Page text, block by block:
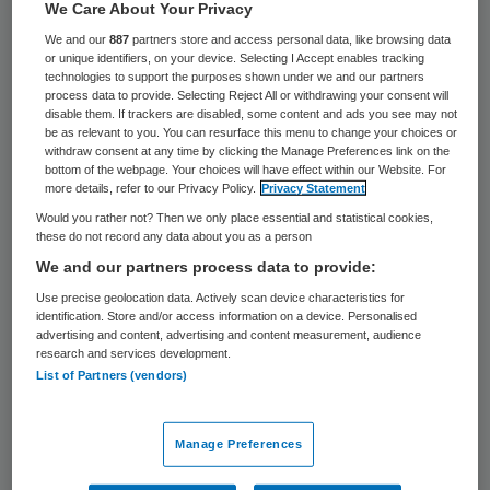
Het Tergooi Ziekenhuis in Hilversum heeft
een nieuw schouder- en elleboogcentrum
geopend. Het centrum biedt
gespecialiseerde zorg aan patiënten met
acute en chronische aandoeningen aan
schouder en elleboog.
Orthopeed, traumachirurg, radioloog en
fysiotherapeut werken samen in het
centrum. Door schouder- en elleboogzorg
vanuit één plek aan te bieden kunnen
patiënten sneller en accurater worden
verwacht het ziekenhuis
We Care About Your Privacy
We and our887 partners store and access personal data, like browsing data
or unique identifiers, on your device. Selecting I Accept enables tracking
technologies to support the purposes shown under we and our partners
process data to provide. Selecting Reject All or withdrawing your consent will
disable them. If trackers are disabled, some content and ads you see may not
be as relevant to you. You can resurface this menu to change your choices or
withdraw consent at any time by clicking the Manage Preferences link on the
bottom of the webpage. Your choices will have effect within our Website. For
more details, refer to our Privacy Policy.
Privacy Statement
Would you rather not? Then we only place essential and statistical cookies,
these do not record any data about you as a person
We and our partners process data to provide:
Use precise geolocation data. Actively scan device characteristics for
identification. Store and/or access information on a device. Personalised
advertising and content, advertising and content measurement, audience
research and services development.
List of Partners (vendors)
Manage Preferences